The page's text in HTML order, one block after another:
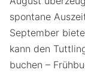
spontane
September
kann den
buchen –